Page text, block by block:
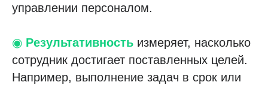
управлении персоналом.
◉ Результативность измеряет, насколько
сотрудник достигает поставленных целей.
Например, выполнение задач в срок или